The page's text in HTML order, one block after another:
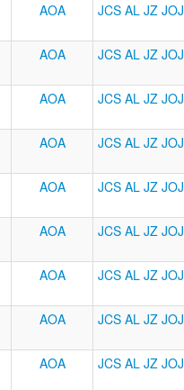
AOA JCS AL JZ JOJ
AOA JCS AL JZ JOJ
AOA JCS AL JZ JOJ
AOA JCS AL JZ JOJ
AOA JCS AL JZ JOJ
AOA JCS AL JZ JOJ
AOA JCS AL JZ JOJ
AOA JCS AL JZ JOJ
AOA JCS AL JZ JOJ